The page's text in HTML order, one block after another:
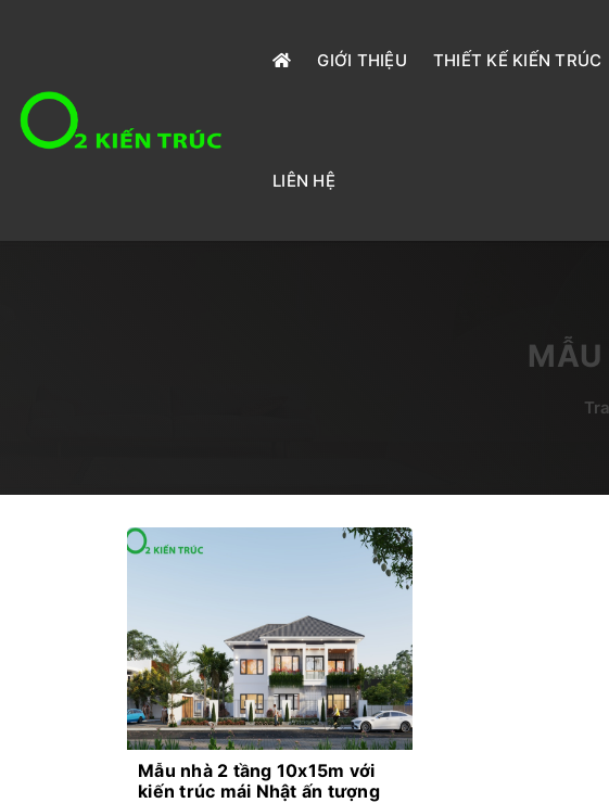
GIỚI THIỆU THIẾT KẾ KIẾN TRÚC
LIÊN HỆ
MẪU
Mẫu nhà 2 tầng 10x15m với
kiến trúc mái Nhật ấn tượng